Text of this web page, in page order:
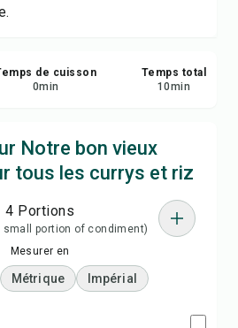
de cuisson
0min
Temps total
10min
Notre bon vieux
tous les currys et riz
4 Portions
small portion of condiment)
Mesurer en
Métrique Impérial